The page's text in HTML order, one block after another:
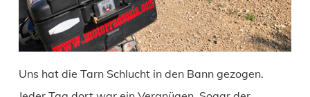
Uns hat die Tarn Schlucht in den Bann gezogen.